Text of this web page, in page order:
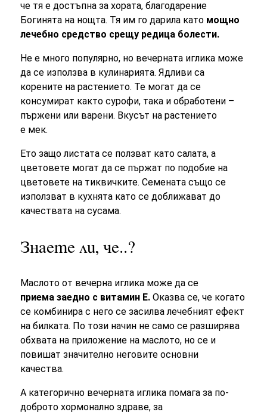
че тя е достъпна за хората, благодарение
Богинята на нощта. Тя им го дарила като мощно
лечебно средство срещу редица болести.
Не е много популярно, но вечерната иглика може
да се използва в кулинарията. Ядливи са
корените на растението. Те могат да се
консумират както сурофи, така и обработени –
пържени или варени. Вкусът на растението
е мек.
Ето защо листата се ползват като салата, а
цветовете могат да се пържат по подобие на
цветовете на тиквичките. Семената също се
използват в кухнята като се доближават до
качествата на сусама.
Знаете ли, че..?
Маслото от вечерна иглика може да се
приема заедно с витамин Е. Оказва се, че когато
се комбинира с него се засилва лечебният ефект
на билката. По този начин не само се разширява
обхвата на приложение на маслото, но се и
повишат значително неговите основни
качества.
А категорично вечерната иглика помага за по-
доброто хормонално здраве, за